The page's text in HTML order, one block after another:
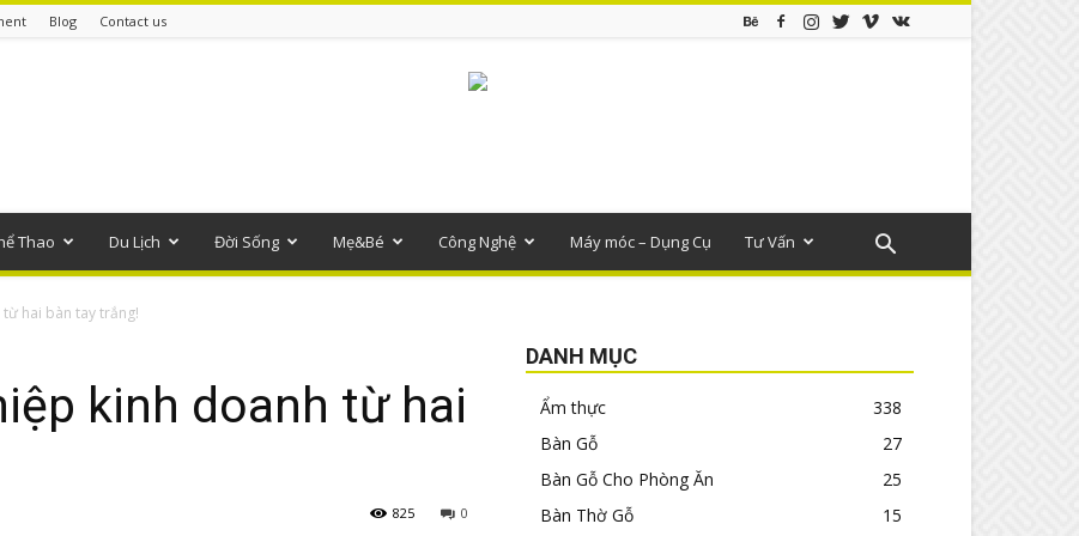
Blog Contact us
Thao Du Lịch Đời Sống Mẹ&Bé Công Nghệ Máy móc – Dụng Cụ Tư Vấn
hai bàn tay trắng!
kinh doanh từ hai
0
825
DANH MỤC
Ẩm thực
338
Bàn Gỗ
27
Bàn Gỗ Cho Phòng Ăn
25
Bàn Thờ Gỗ
15